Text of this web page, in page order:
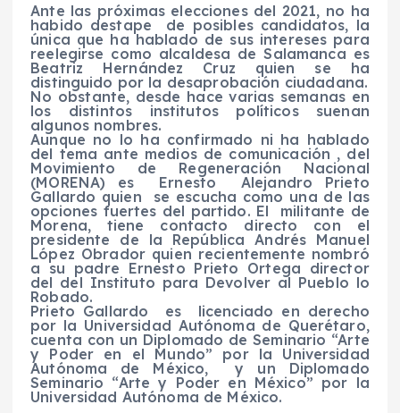
Ante las próximas elecciones del 2021, no ha
habido destape de posibles candidatos, la
única que ha hablado de sus intereses para
reelegirse como alcaldesa de Salamanca es
Beatriz Hernández Cruz quien se ha
distinguido por la desaprobación ciudadana.
No obstante, desde hace varias semanas en
los distintos institutos políticos suenan
algunos nombres.
Aunque no lo ha confirmado ni ha hablado
del tema ante medios de comunicación , del
Movimiento de Regeneración Nacional
(MORENA) es Ernesto Alejandro Prieto
Gallardo quien se escucha como una de las
opciones fuertes del partido. El militante de
Morena, tiene contacto directo con el
presidente de la República Andrés Manuel
López Obrador quien recientemente nombró
a su padre Ernesto Prieto Ortega director
del del Instituto para Devolver al Pueblo lo
Robado.
Prieto Gallardo es licenciado en derecho
por la Universidad Autónoma de Querétaro,
cuenta con un Diplomado de Seminario “Arte
y Poder en el Mundo” por la Universidad
Autónoma de México, y un Diplomado
Seminario “Arte y Poder en México” por la
Universidad Autónoma de México.